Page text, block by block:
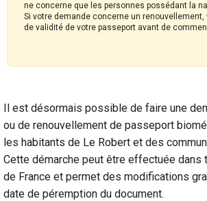
ne concerne que les personnes possédant la
Si votre demande concerne un renouvellement,
de validité de votre passeport avant de
Il est désormais possible de faire une
ou de renouvellement de passeport
les habitants de Le Robert et des
Cette démarche peut être effectuée dans
de France et permet des modifications
date de péremption du document.